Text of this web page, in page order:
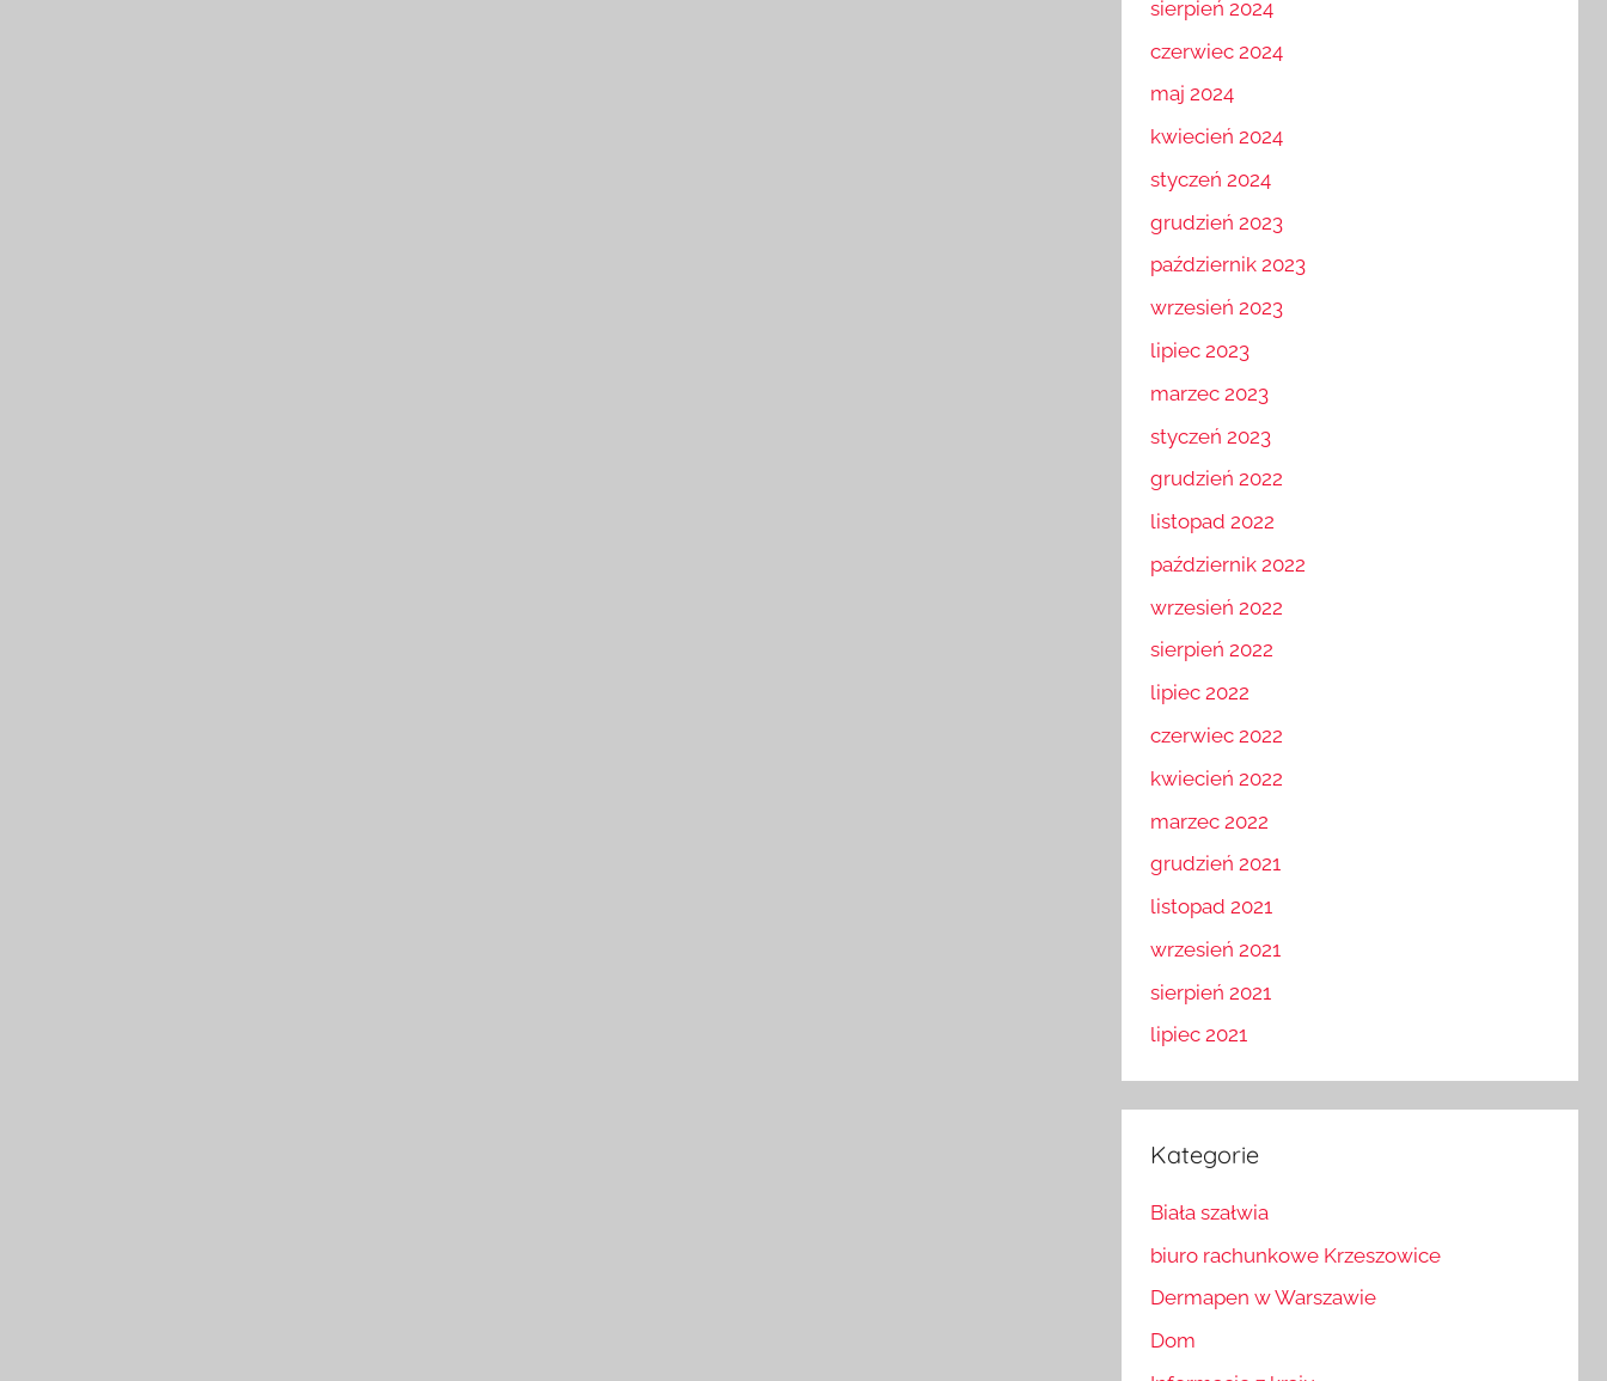
sierpień 2024
czerwiec 2024
maj 2024
kwiecień 2024
styczeń 2024
grudzień 2023
październik 2023
wrzesień 2023
lipiec 2023
marzec 2023
styczeń 2023
grudzień 2022
listopad 2022
październik 2022
wrzesień 2022
sierpień 2022
lipiec 2022
czerwiec 2022
kwiecień 2022
marzec 2022
grudzień 2021
listopad 2021
wrzesień 2021
sierpień 2021
lipiec 2021
Kategorie
Biała szałwia
biuro rachunkowe Krzeszowice
Dermapen w Warszawie
Dom